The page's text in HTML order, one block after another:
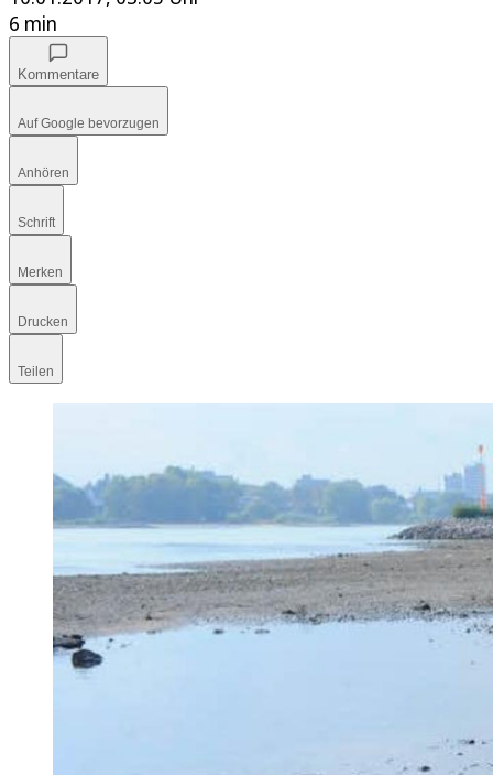
6 min
Kommentare
Auf Google bevorzugen
Anhören
Schrift
Merken
Drucken
Teilen